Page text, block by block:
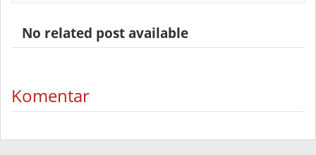
No related post available
Komentar